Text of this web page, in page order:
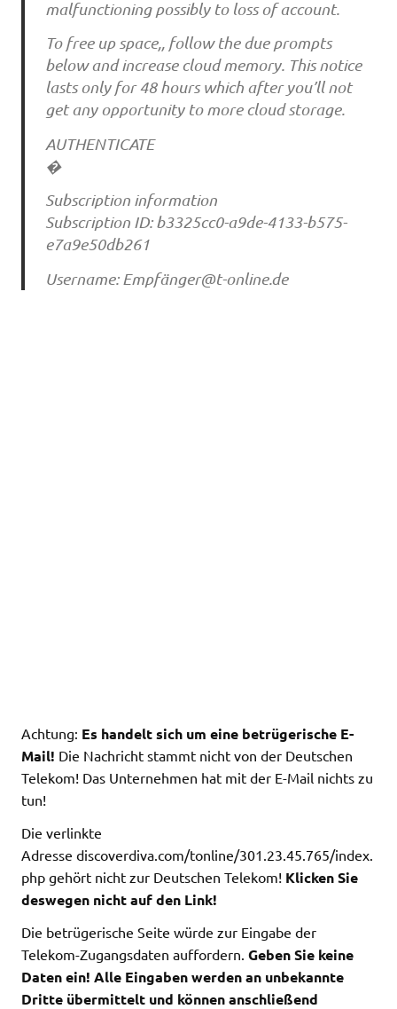
malfunctioning possibly to loss of account.
To free up space,, follow the due prompts
below and increase cloud memory. This notice
lasts only for 48 hours which after you’ll not
get any opportunity to more cloud storage.
AUTHENTICATE
�
Subscription information
Subscription ID: b3325cc0-a9de-4133-b575-
e7a9e50db261
Username: Empfänger@t-online.de
Achtung: Es handelt sich um eine betrügerische E-
Mail! Die Nachricht stammt nicht von der Deutschen
Telekom! Das Unternehmen hat mit der E-Mail nichts zu
tun!
Die verlinkte
Adresse discoverdiva.com/tonline/301.23.45.765/index.
php gehört nicht zur Deutschen Telekom! Klicken Sie
deswegen nicht auf den Link!
Die betrügerische Seite würde zur Eingabe der
Telekom-Zugangsdaten auffordern. Geben Sie keine
Daten ein! Alle Eingaben werden an unbekannte
Dritte übermittelt und können anschließend